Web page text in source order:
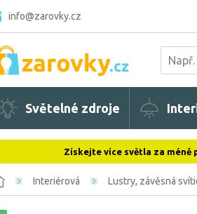
info@zarovky.cz
Světelné zdroje
Získejte více světla za méně
Interiérová Lustry, závěsná